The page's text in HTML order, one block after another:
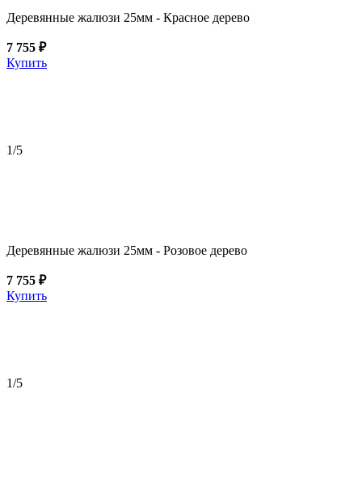
Деревянные жалюзи 25мм - Красное дерево
7 755 ₽
Купить
1/5
Деревянные жалюзи 25мм - Розовое дерево
7 755 ₽
Купить
1/5